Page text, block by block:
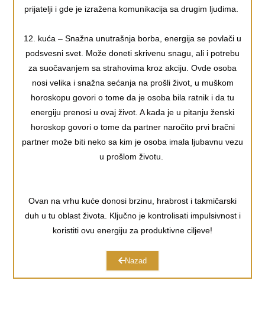
prijatelji i gde je izražena komunikacija sa drugim ljudima.
12. kuća – Snažna unutrašnja borba, energija se povlači u
podsvesni svet. Može doneti skrivenu snagu, ali i potrebu
za suočavanjem sa strahovima kroz akciju. Ovde osoba
nosi velika i snažna sećanja na prošli život, u muškom
horoskopu govori o tome da je osoba bila ratnik i da tu
energiju prenosi u ovaj život. A kada je u pitanju ženski
horoskop govori o tome da partner naročito prvi bračni
partner može biti neko sa kim je osoba imala ljubavnu vezu
u prošlom životu.
Ovan na vrhu kuće donosi brzinu, hrabrost i takmičarski
duh u tu oblast života. Ključno je kontrolisati impulsivnost i
koristiti ovu energiju za produktivne ciljeve!
Nazad